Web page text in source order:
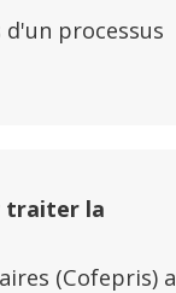
processus
traiter la
(Cofepris) a